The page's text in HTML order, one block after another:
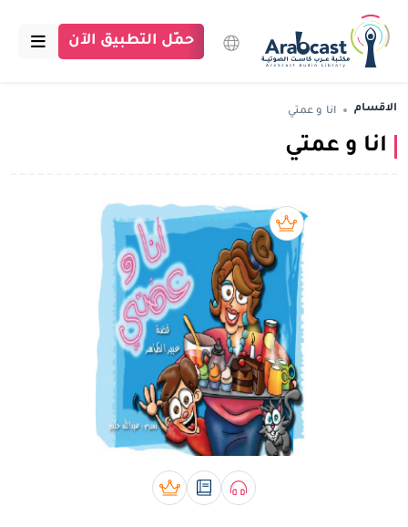
الرئيسية
مكتبة عرب كاست
تبرع للمكتبة
تسجيل الدخول
مستخدم جديد
حمّل التطبيق الآن
الاقسام انا و عمتي
انا و عمتي
بريميوم book
صوتي bookرقمي bookبريميوم book